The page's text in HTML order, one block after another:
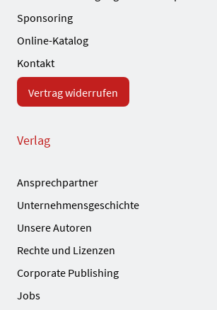
Sponsoring
Online-Katalog
Kontakt
Vertrag widerrufen
Verlag
Ansprechpartner
Unternehmensgeschichte
Unsere Autoren
Rechte und Lizenzen
Corporate Publishing
Jobs